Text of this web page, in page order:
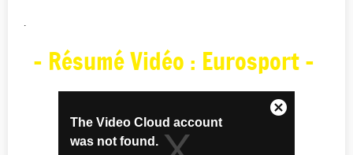
.
- Résumé Vidéo : Eurosport -